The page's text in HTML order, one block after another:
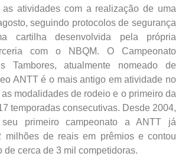
atividades com a realização de uma
seguindo protocolos de segurança
cartilha desenvolvida pela própria
com o NBQM. O Campeonato
Tambores, atualmente nomeado de
ANTT é o mais antigo em atividade no
modalidades de rodeio e o primeiro da
temporadas consecutivas. Desde 2004,
primeiro campeonato a ANTT já
milhões de reais em prêmios e contou
de cerca de 3 mil competidoras.